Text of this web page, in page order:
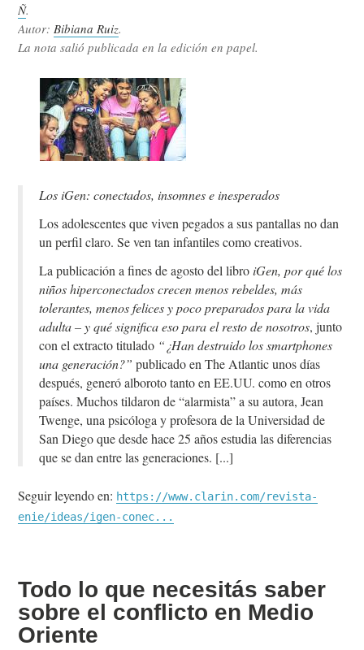
Ñ.
Autor:Bibiana Ruiz.
La nota salió publicada en la edición en papel.
Los iGen: conectados, insomnes e inesperados
Los adolescentes que viven pegados a sus pantallas no dan
un perfil claro. Se ven tan infantiles como creativos.
La publicación a fines de agosto del libroiGen, por qué los
niños hiperconectados crecen menos rebeldes, más
tolerantes, menos felices y poco preparados para la vida
adulta – y qué significa eso para el resto de nosotros, junto
con el extracto titulado “¿Han destruido los smartphones
una generación?” publicado en The Atlantic unos días
después, generó alboroto tanto en EE.UU. como en otros
países. Muchos tildaron de “alarmista” a su autora, Jean
Twenge, una psicóloga y profesora de la Universidad de
San Diego que desde hace 25 años estudia las diferencias
que se dan entre las generaciones.
Seguir leyendo en: https://www.clarin.com/revista-
enie/ideas/igen-conec...
Todo lo que necesitás saber
sobre el conflicto en Medio
Oriente